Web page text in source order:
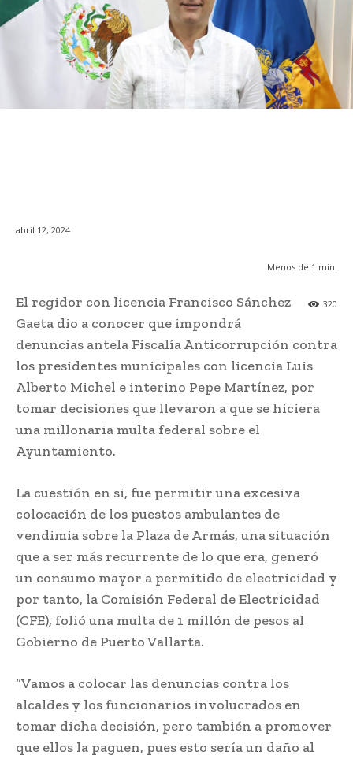
abril 12, 2024
Menos de 1 min.
320
El regidor con licencia Francisco Sánchez
Gaeta dio a conocer que impondrá
denuncias antela Fiscalía Anticorrupción contra
los presidentes municipales con licencia Luis
Alberto Michel e interino Pepe Martínez, por
tomar decisiones que llevaron a que se hiciera
una millonaria multa federal sobre el
Ayuntamiento.
La cuestión en si, fue permitir una excesiva
colocación de los puestos ambulantes de
vendimia sobre la Plaza de Armás, una situación
que a ser más recurrente de lo que era, generó
un consumo mayor a permitido de electricidad y
por tanto, la Comisión Federal de Electricidad
(CFE), folió una multa de 1 millón de pesos al
Gobierno de Puerto Vallarta.
“Vamos a colocar las denuncias contra los
alcaldes y los funcionarios involucrados en
tomar dicha decisión, pero también a promover
que ellos la paguen, pues esto sería un daño al